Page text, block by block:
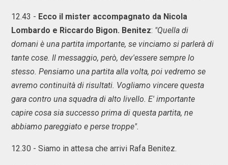
12.43 - Ecco il mister accompagnato da Nicola
Lombardo e Riccardo Bigon. Benitez: "Quella di
domani è una partita importante, se vinciamo si parlerà di
tante cose. Il messaggio, però, dev'essere sempre lo
stesso. Pensiamo una partita alla volta, poi vedremo se
avremo continuità di risultati. Vogliamo vincere questa
gara contro una squadra di alto livello. E' importante
capire cosa sia successo prima di questa partita, ne
abbiamo pareggiato e perse troppe".
12.30 - Siamo in attesa che arrivi Rafa Benitez.